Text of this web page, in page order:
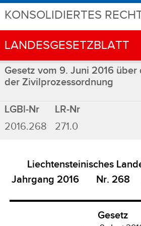
KONSOLIDIERTES
LANDESGESETZBLATT
Gesetz vom 9. Juni 2016
der Zivilprozessordnung
LGBl-Nr
LR-Nr
2016.268
271.0